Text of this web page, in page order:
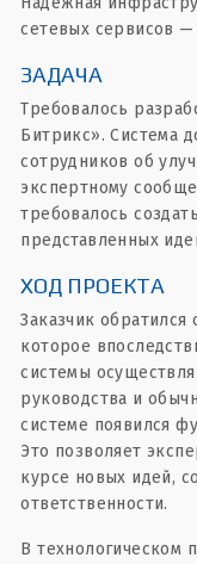
сетевых сервисов
ЗАДАЧА
Требовалось
Битрикс». Система
сотрудников об
экспертному
требовалось
представленных
ХОД ПРОЕКТА
Заказчик обратился
которое
системы
руководства и
системе появился
Это позволяет
курсе новых идей,
ответственности.
В технологическом